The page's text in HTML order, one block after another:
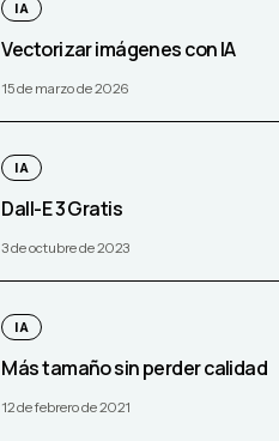
IA
Vectorizar imágenes con IA
15 de marzo de 2026
IA
Dall-E 3 Gratis
3 de octubre de 2023
IA
Más tamaño sin perder calidad
12 de febrero de 2021